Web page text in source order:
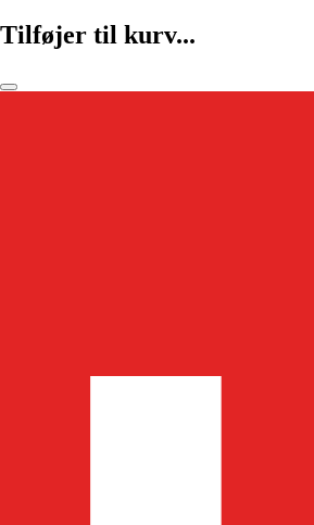
Tilføjer til kurv...